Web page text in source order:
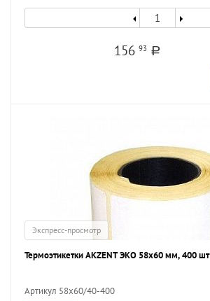
15693 a
Экспресс-просмотр
Термоэтикетки AKZENT ЭКО 58х60 мм, 400 шт
Артикул 58х60/40-400